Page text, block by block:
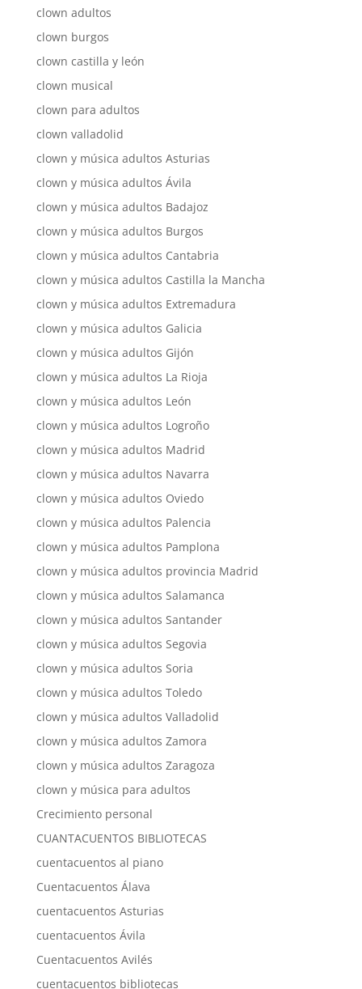
clown adultos
clown burgos
clown castilla y león
clown musical
clown para adultos
clown valladolid
clown y música adultos Asturias
clown y música adultos Ávila
clown y música adultos Badajoz
clown y música adultos Burgos
clown y música adultos Cantabria
clown y música adultos Castilla la Mancha
clown y música adultos Extremadura
clown y música adultos Galicia
clown y música adultos Gijón
clown y música adultos La Rioja
clown y música adultos León
clown y música adultos Logroño
clown y música adultos Madrid
clown y música adultos Navarra
clown y música adultos Oviedo
clown y música adultos Palencia
clown y música adultos Pamplona
clown y música adultos provincia Madrid
clown y música adultos Salamanca
clown y música adultos Santander
clown y música adultos Segovia
clown y música adultos Soria
clown y música adultos Toledo
clown y música adultos Valladolid
clown y música adultos Zamora
clown y música adultos Zaragoza
clown y música para adultos
Crecimiento personal
CUANTACUENTOS BIBLIOTECAS
cuentacuentos al piano
Cuentacuentos Álava
cuentacuentos Asturias
cuentacuentos Ávila
Cuentacuentos Avilés
cuentacuentos bibliotecas